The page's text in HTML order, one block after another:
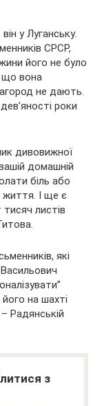
у Луганську.
СРСР,
його не було
що вона
не дають.
роки
дивовижної
домашній
біль або
життя. І ще є
тисяч листів
які
на шахті
Радянській
з